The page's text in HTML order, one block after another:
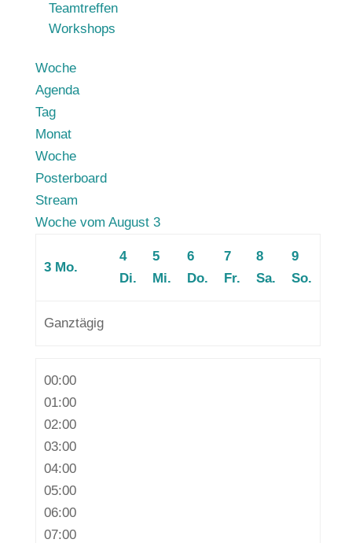
Teamtreffen
Workshops
Woche
Agenda
Tag
Monat
Woche
Posterboard
Stream
Woche vom August 3
3 Mo.
4
Di.
5
Mi.
6
Do.
7
Fr.
8
Sa.
9
So.
Ganztägig
00:00
01:00
02:00
03:00
04:00
05:00
06:00
07:00